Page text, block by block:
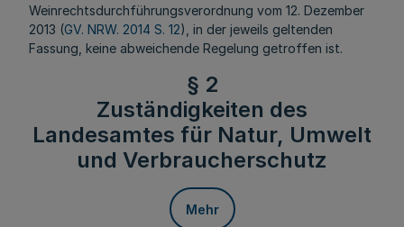
Weinrechtsdurchführungsverordnung vom 12. Dezember
2013 (GV. NRW. 2014 S. 12), in der jeweils geltenden
Fassung, keine abweichende Regelung getroffen ist.
§ 2
Zuständigkeiten des
Landesamtes für Natur, Umwelt
und Verbraucherschutz
Mehr